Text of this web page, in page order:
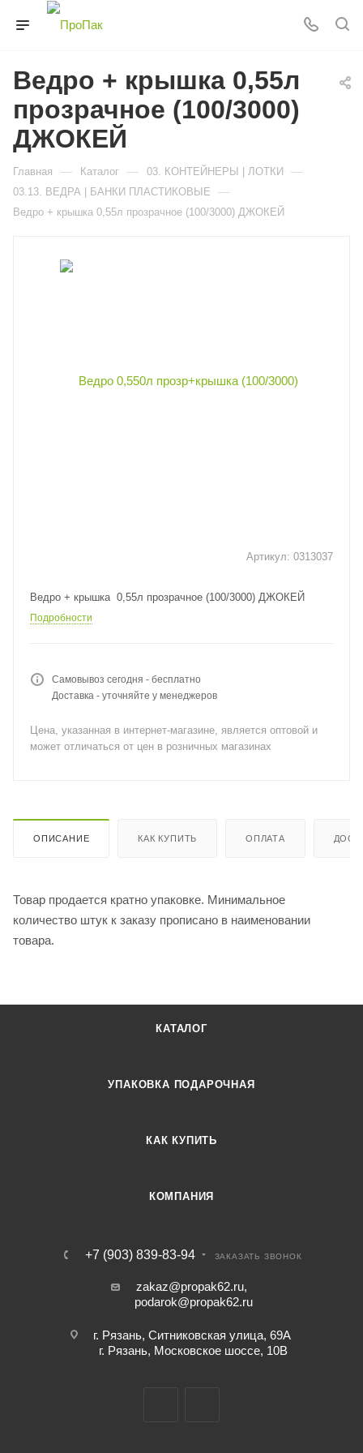
Ведро + крышка 0,55л
прозрачное (100/3000)
ДЖОКЕЙ
Главная — Каталог — 03. КОНТЕЙНЕРЫ | ЛОТКИ —
03.13. ВЕДРА | БАНКИ ПЛАСТИКОВЫЕ —
Ведро + крышка 0,55л прозрачное (100/3000) ДЖОКЕЙ
Артикул: 0313037
Ведро + крышка 0,55л прозрачное (100/3000) ДЖОКЕЙ
Подробности
Самовывоз сегодня - бесплатно
Доставка - уточняйте у менеджеров
Цена, указанная в интернет-магазине, является оптовой и
может отличаться от цен в розничных магазинах
ОПИСАНИЕ КАК КУПИТЬ ОПЛАТА
Товар продается кратно упаковке. Минимальное
количество штук к заказу прописано в наименовании
товара.
КАТАЛОГ
УПАКОВКА ПОДАРОЧНАЯ
КАК КУПИТЬ
КОМПАНИЯ
+7 (903) 839-83-94 ЗАКАЗАТЬ ЗВОНОК
zakaz@propak62.ru,
podarok@propak62.ru
г. Рязань, Ситниковская улица, 69А
г. Рязань, Московское шоссе, 10В